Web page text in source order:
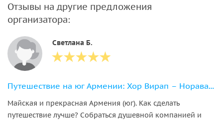
Отзывы на другие предложения
организатора:
Светлана Б.
Путешествие на юг Армении: Хор Вирап – Нораванк – Татев
Майская и прекрасная Армения (юг). Как сделать
путешествие лучше? Собраться душевной компанией и